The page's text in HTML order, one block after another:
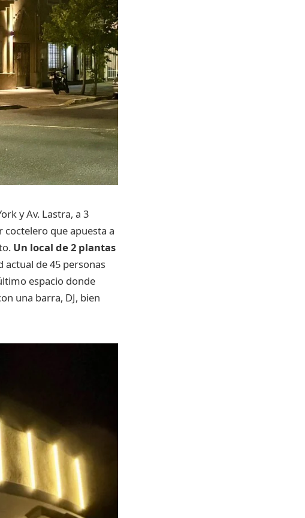
y Av. Lastra, a 3
coctelero que apuesta a
Un local de 2 plantas
actual de 45 personas
espacio donde
una barra, DJ, bien